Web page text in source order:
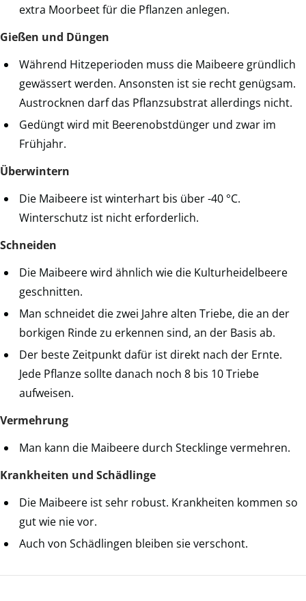
extra Moorbeet für die Pflanzen anlegen.
Gießen und Düngen
Während Hitzeperioden muss die Maibeere gründlich
gewässert werden. Ansonsten ist sie recht genügsam.
Austrocknen darf das Pflanzsubstrat allerdings nicht.
Gedüngt wird mit Beerenobstdünger und zwar im
Frühjahr.
Überwintern
Die Maibeere ist winterhart bis über -40 °C.
Winterschutz ist nicht erforderlich.
Schneiden
Die Maibeere wird ähnlich wie die Kulturheidelbeere
geschnitten.
Man schneidet die zwei Jahre alten Triebe, die an der
borkigen Rinde zu erkennen sind, an der Basis ab.
Der beste Zeitpunkt dafür ist direkt nach der Ernte.
Jede Pflanze sollte danach noch 8 bis 10 Triebe
aufweisen.
Vermehrung
Man kann die Maibeere durch Stecklinge vermehren.
Krankheiten und Schädlinge
Die Maibeere ist sehr robust. Krankheiten kommen so
gut wie nie vor.
Auch von Schädlingen bleiben sie verschont.